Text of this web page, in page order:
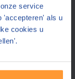
service
'accepteren' als u
cookies u